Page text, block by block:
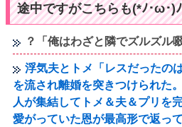
途中ですがこちらも(*ﾉ･ω･)
？「俺はわざと隣でズルズル
浮気夫とトメ「レスだったの
を流され離婚を突きつけられた
人が集結してトメ＆夫＆プリを
愛がっていた恩が最高形で返っ